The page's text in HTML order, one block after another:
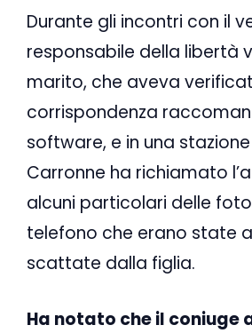
Durante gli incontri con il
responsabile della libertà
marito, che aveva
corrispondenza
software, e in una
Carronne ha richiamato
alcuni particolari delle
telefono che erano state
scattate dalla figlia.
Ha notato che il coniuge